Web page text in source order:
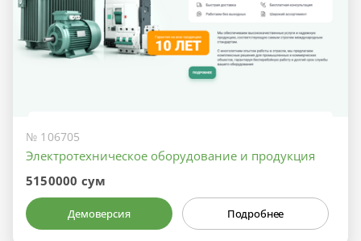
№ 106705
Электротехническое оборудование и продукция
5150000 сум
Демоверсия Подробнее